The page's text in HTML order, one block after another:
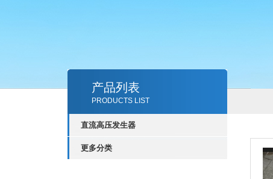
产品列表
PRODUCTS LIST
直流高压发生器
更多分类